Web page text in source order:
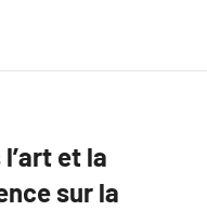
et la
sur la